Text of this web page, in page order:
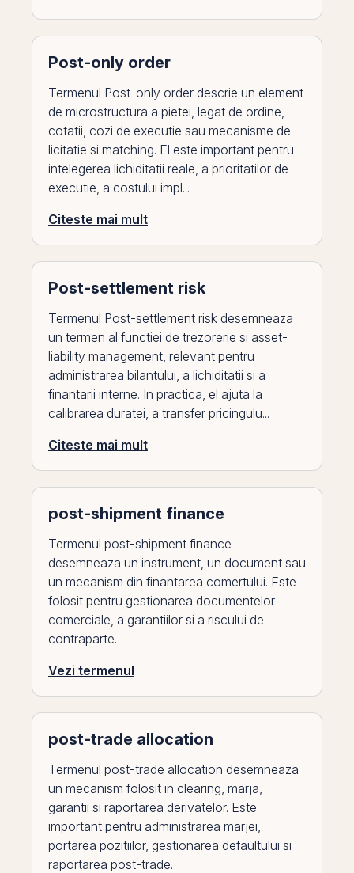
Post-only order
Termenul Post-only order descrie un element
de microstructura a pietei, legat de ordine,
cotatii, cozi de executie sau mecanisme de
licitatie si matching. El este important pentru
intelegerea lichiditatii reale, a prioritatilor de
executie, a costului impl...
Citeste mai mult
Post-settlement risk
Termenul Post-settlement risk desemneaza
un termen al functiei de trezorerie si asset-
liability management, relevant pentru
administrarea bilantului, a lichiditatii si a
finantarii interne. In practica, el ajuta la
calibrarea duratei, a transfer pricingulu...
Citeste mai mult
post-shipment finance
Termenul post-shipment finance
desemneaza un instrument, un document sau
un mecanism din finantarea comertului. Este
folosit pentru gestionarea documentelor
comerciale, a garantiilor si a riscului de
contraparte.
Vezi termenul
post-trade allocation
Termenul post-trade allocation desemneaza
un mecanism folosit in clearing, marja,
garantii si raportarea derivatelor. Este
important pentru administrarea marjei,
portarea pozitiilor, gestionarea defaultului si
raportarea post-trade.